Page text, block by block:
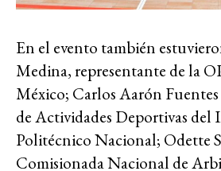
En el evento también
Medina, representante de la
México; Carlos Aarón
de Actividades Deportivas
Politécnico Nacional; Odette
Comisionada Nacional de